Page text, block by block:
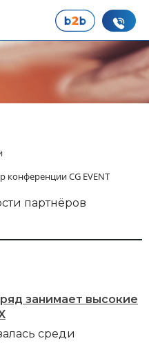
конференции CG EVENT
партнёров
занимает высокие
среди